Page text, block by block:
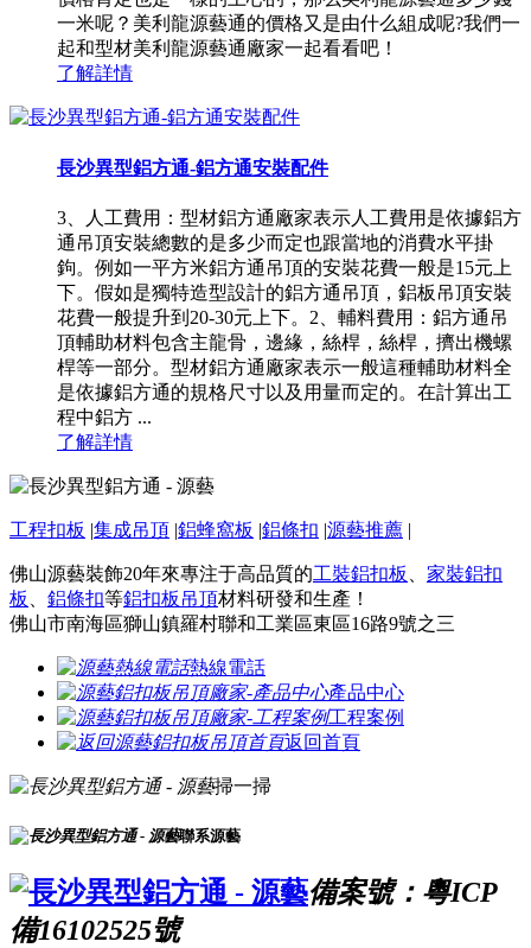
一米呢？美利龍源藝通的價格又是由什么組成呢?我們一
起和型材美利龍源藝通廠家一起看看吧！
了解詳情
長沙異型鋁方通-鋁方通安裝配件
3、人工費用：型材鋁方通廠家表示人工費用是依據鋁方
通吊頂安裝總數的是多少而定也跟當地的消費水平掛
鉤。例如一平方米鋁方通吊頂的安裝花費一般是15元上
下。假如是獨特造型設計的鋁方通吊頂，鋁板吊頂安裝
花費一般提升到20-30元上下。2、輔料費用：鋁方通吊
頂輔助材料包含主龍骨，邊緣，絲桿，絲桿，擠出機螺
桿等一部分。型材鋁方通廠家表示一般這種輔助材料全
是依據鋁方通的規格尺寸以及用量而定的。在計算出工
程中鋁方 ...
了解詳情
工程扣板 |集成吊頂 |鋁蜂窩板 |鋁條扣 |源藝推薦 |
佛山源藝裝飾20年來專注于高品質的工裝鋁扣板
家裝鋁扣
板
鋁條扣等鋁扣板吊頂材料研發和生產！
佛山市南海區獅山鎮羅村聯和工業區東區16路9號之三
熱線電話
產品中心
工程案例
返回首頁
掃一掃
聯系源藝
備案號：粵ICP
備16102525號